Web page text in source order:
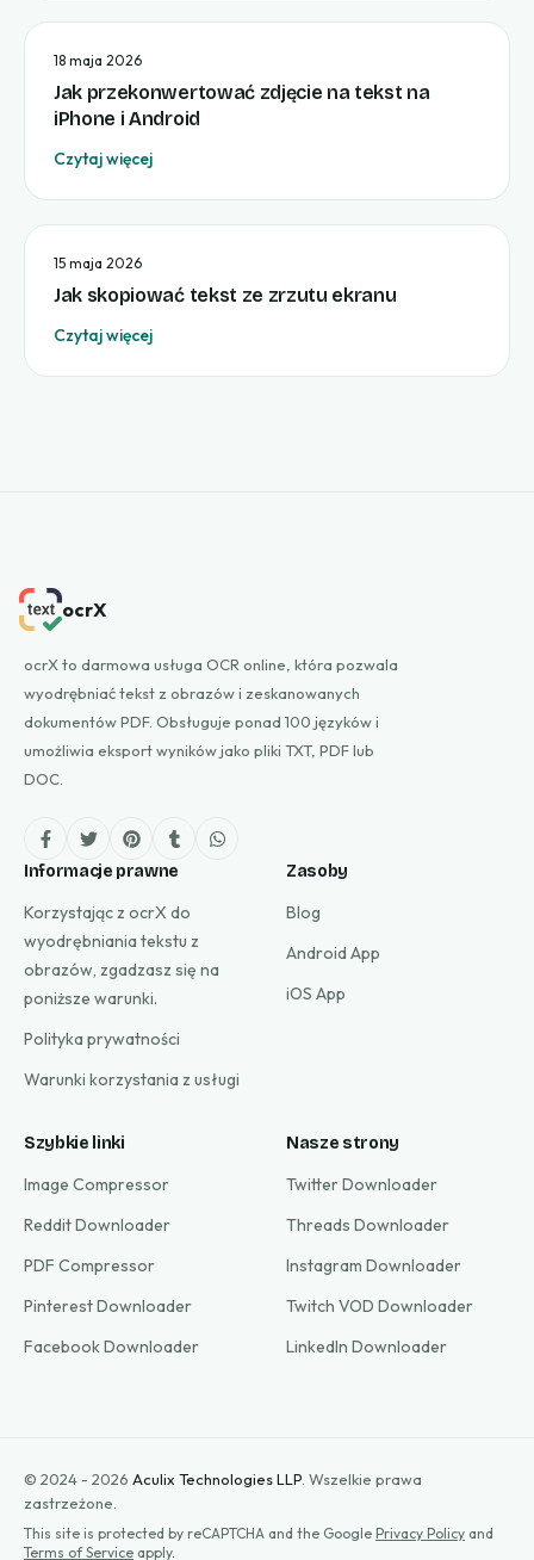
18 maja 2026
Jak przekonwertować zdjęcie na tekst na
iPhone i Android
Czytaj więcej
15 maja 2026
Jak skopiować tekst ze zrzutu ekranu
Czytaj więcej
ocrX
ocrX to darmowa usługa OCR online, która pozwala
wyodrębniać tekst z obrazów i zeskanowanych
dokumentów PDF. Obsługuje ponad 100 języków i
umożliwia eksport wyników jako pliki TXT, PDF lub
DOC.
Informacje prawne
Korzystając z ocrX do
wyodrębniania tekstu z
obrazów, zgadzasz się na
poniższe warunki.
Polityka prywatności
Warunki korzystania z usługi
Zasoby
Blog
Android App
iOS App
Szybkie linki
Image Compressor
Reddit Downloader
PDF Compressor
Pinterest Downloader
Facebook Downloader
Nasze strony
Twitter Downloader
Threads Downloader
Instagram Downloader
Twitch VOD Downloader
LinkedIn Downloader
© 2024 - 2026 Aculix Technologies LLP Wszelkie prawa
zastrzeżone.
This site is protected by reCAPTCHA and the Google Privacy Policy and
Terms of Service apply.